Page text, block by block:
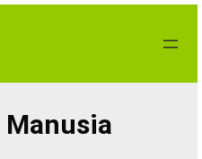
Manusia